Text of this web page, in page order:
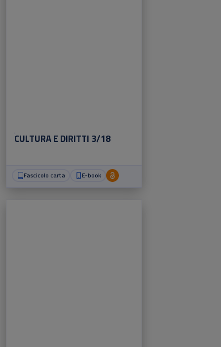
CULTURA E DIRITTI 3/18
Fascicolo carta E-book